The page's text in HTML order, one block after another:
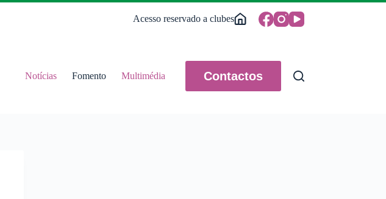
Acesso reservado a clubes
Notícias Fomento Multimédia Contactos